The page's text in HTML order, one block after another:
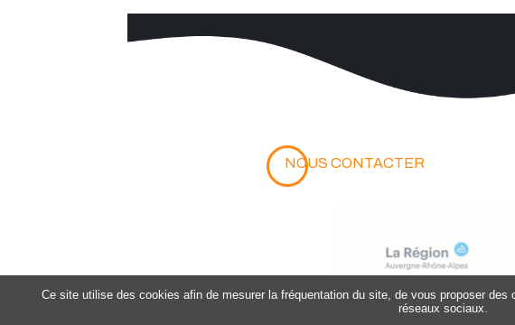
Chaudes-Aigues
NOUS CONTACTER
Ce site utilise des cookies afin de mesurer la fréquentation du site, de vous proposer
réseaux sociaux.